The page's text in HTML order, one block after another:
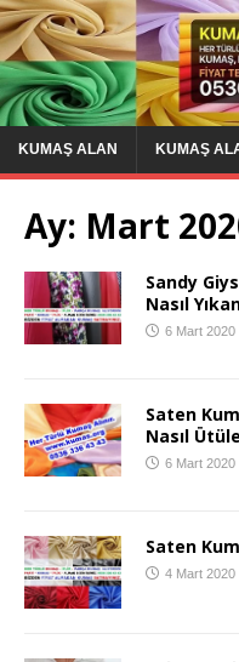
KUMAŞ ALAN KUMAŞ
Ay: Mart
Sandy
Nasıl
6 Mart 2020
Saten
Nasıl
6 Mart 2020
Saten
4 Mart 2020